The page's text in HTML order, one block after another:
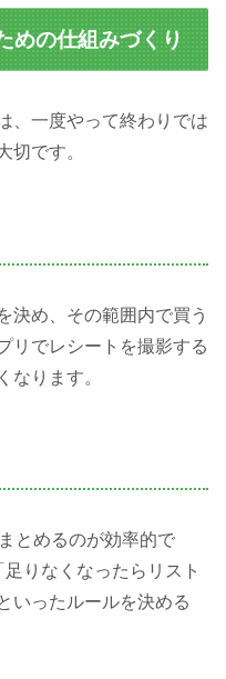
めの仕組みづくり
、一度やって終わりでは
切です。
決め、その範囲内で買う
リでレシートを撮影する
なります。
とめるのが効率的で
りなくなったらリスト
いったルールを決める